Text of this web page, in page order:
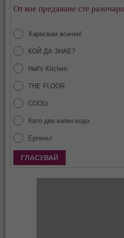
От кое предаване сте
Харесвам всички!
КОЙ ДА ЗНАЕ?
Hell's Kitchen
THE FLOOR
COOLt
Като две капки вода
Ергенът